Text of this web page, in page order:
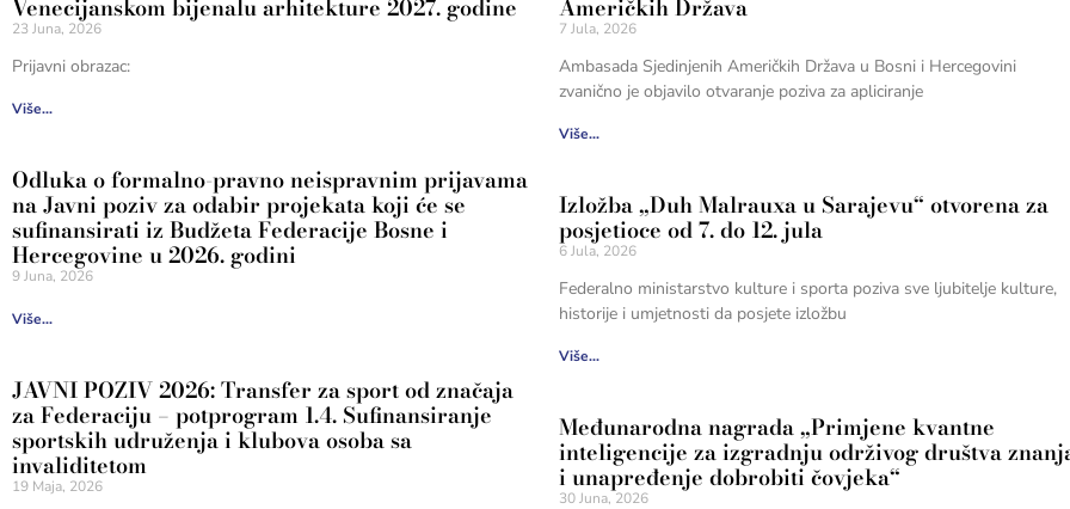
Venecijanskom bijenalu arhitekture 2027. godine
23 Juna, 2026
Prijavni obrazac:
Više...
Odluka o formalno-pravno neispravnim prijavama
na Javni poziv za odabir projekata koji će se
sufinansirati iz Budžeta Federacije Bosne i
Hercegovine u 2026. godini
9 Juna, 2026
Više...
JAVNI POZIV 2026: Transfer za sport od značaja
za Federaciju – potprogram 1.4. Sufinansiranje
sportskih udruženja i klubova osoba sa
invaliditetom
19 Maja, 2026
Američkih Država
7 Jula, 2026
Ambasada Sjedinjenih Američkih Država u Bosni i Hercegovini
zvanično je objavilo otvaranje poziva za apliciranje
Više...
Izložba „Duh Malrauxa u Sarajevu“ otvorena za
posjetioce od 7. do 12. jula
6 Jula, 2026
Federalno ministarstvo kulture i sporta poziva sve ljubitelje kulture,
historije i umjetnosti da posjete izložbu
Više...
Međunarodna nagrada „Primjene kvantne
inteligencije za izgradnju održivog društva
i unapređenje dobrobiti čovjeka“
30 Juna, 2026